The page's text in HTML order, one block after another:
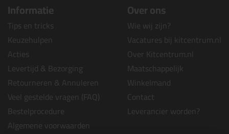
Informatie
Tips en tricks
Keuzehulpen
Acties
Levertijd & Bezorging
Retourneren & Annuleren
Veel gestelde vragen (FAQ)
Bestelprocedure
Algemene voorwaarden
Over ons
Wie wij zijn?
Vacatures bij kitcentrum.nl
Over Kitcentrum.nl
Maatschappelijk
Winkelmand
Contact
Leverancier worden?